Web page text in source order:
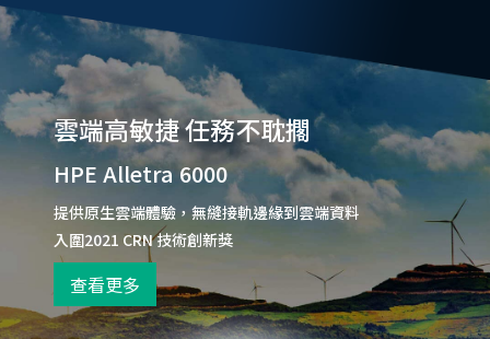
雲端高敏捷 任務不耽擱
HPE Alletra 6000
提供原生雲端體驗，無縫接軌邊緣到雲端資料
入圍2021 CRN 技術創新獎
查看更多